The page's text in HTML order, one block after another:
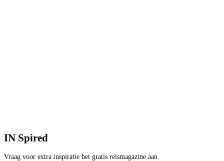
IN Spired
Vraag voor extra inspiratie het gratis reismagazine aan.